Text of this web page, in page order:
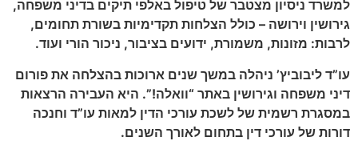
למשרד ניסיון מצטבר של טיפול באלפי תיקים בדיני משפחה,
גירושין וירושה – כולל הצלחות תקדימיות בשורת תחומים,
לרבות: מזונות, משמורת, ידועים בציבור, ניכור הורי ועוד.
עו”ד ליבוביץ’ ניהלה במשך שנים ארוכות בהצלחה את פורום
דיני משפחה וגירושין באתר “וואלה!”. היא העבירה הרצאות
במסגרת רשמית של לשכת עורכי הדין למאות עו”ד וחנכה
דורות של עורכי דין בתחום לאורך השנים.